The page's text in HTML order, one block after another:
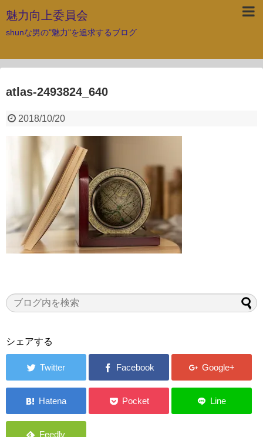
魅力向上委員会
shunな男の"魅力"を追求するブログ
atlas-2493824_640
2018/10/20
シェアする